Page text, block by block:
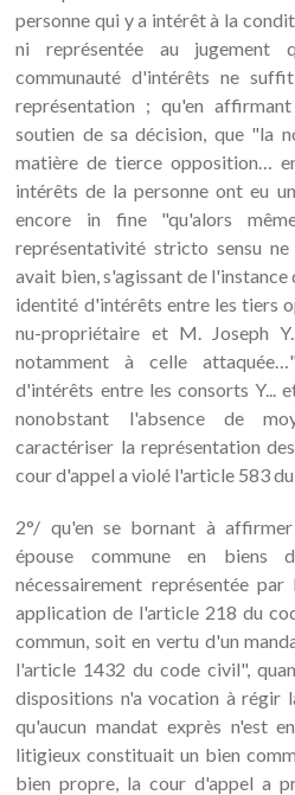
personne qui y a intérêt à la
ni représentée au jugement
communauté d'intérêts ne
représentation ; qu'en
soutien de sa décision, que "la
matière de tierce opposition…
intérêts de la personne ont eu
encore in fine "qu'alors
représentativité stricto sensu
avait bien, s'agissant de
identité d'intérêts entre les tiers
nu-propriétaire et M. Joseph
notamment à celle
d'intérêts entre les consorts Y...
nonobstant l'absence de
caractériser la représentation
cour d'appel a violé l'article 583
2°/ qu'en se bornant à
épouse commune en biens
nécessairement représentée
application de l'article 218 du
commun, soit en vertu d'un
l'article 1432 du code civil",
dispositions n'a vocation à régir
qu'aucun mandat exprès n'est
litigieux constituait un bien
bien propre, la cour d'appel a